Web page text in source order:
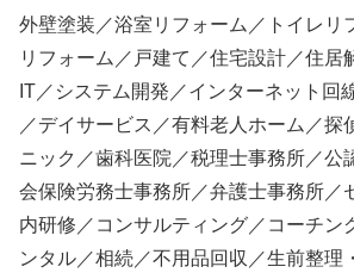
外壁塗装／浴室リフォーム／トイレリ
リフォーム／戸建て／住宅設計／住居
IT／システム開発／インターネット回
／デイサービス／有料老人ホーム／探
ニック／歯科医院／税理士事務所／公
会保険労務士事務所／弁護士事務所／
内研修／コンサルティング／コーチン
ンタル／相続／不用品回収／生前整理